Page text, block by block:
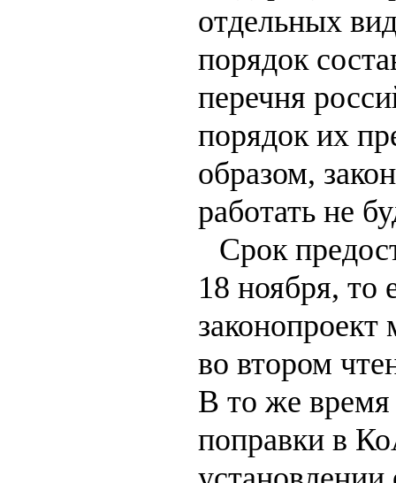
отдельных
порядок
перечня
порядок их
образом,
работать не
Срок
18 ноября, то
во втором
В то же
поправки в